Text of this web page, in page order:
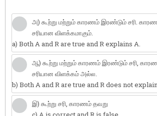
அ) கூற்று மற்றும் காரணம் இரண்டும் சரி.
சரியான விளக்கமாகும்.
a) Both A and R are true and R explains A.
ஆ) கூற்று மற்றும் காரணம் இரண்டும் சரி,
சரியான விளக்கம் அல்ல.
b) Both A and R are true and R does not
இ) கூற்று சரி, காரணம் தவறு